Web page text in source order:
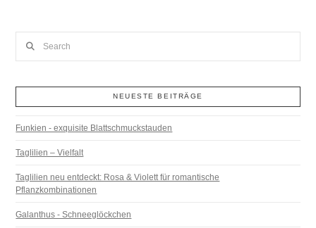
NEUESTE BEITRÄGE
Funkien - exquisite Blattschmuckstauden
Taglilien – Vielfalt
Taglilien neu entdeckt: Rosa & Violett für romantische
Pflanzkombinationen
Galanthus - Schneeglöckchen